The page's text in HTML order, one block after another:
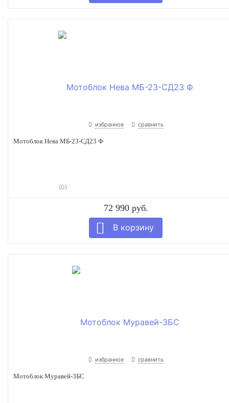
избранное сравнить
Мотоблок Нева МБ-23-СД23 Ф
(0)
72 990 руб.
избранное сравнить
Мотоблок Муравей-3БС